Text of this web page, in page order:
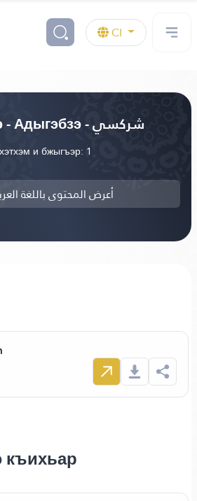
CI
Адыгэбзэ - Адыгэбзэ - شركسي
и бжыгъэр: 1
أعرض المحتوى باللغة